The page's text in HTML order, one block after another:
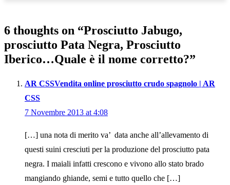
6 thoughts on “Prosciutto Jabugo,
prosciutto Pata Negra, Prosciutto
Iberico…Quale è il nome corretto?”
AR CSSVendita online prosciutto crudo spagnolo | AR
CSS
7 Novembre 2013 at 4:08
[…] una nota di merito va’ data anche all’allevamento di
questi suini cresciuti per la produzione del prosciutto pata
negra. I maiali infatti crescono e vivono allo stato brado
mangiando ghiande, semi e tutto quello che […]